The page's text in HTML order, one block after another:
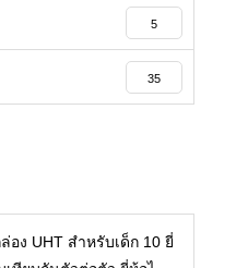
5
35
อง UHT สำหรับเด็ก 10 ยี่